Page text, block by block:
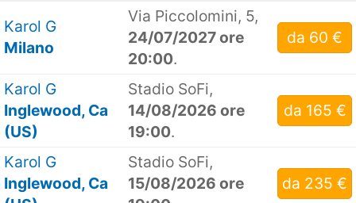
Karol G
Milano
Via Piccolomini, 5,
24/07/2027 ore
20:00.
da 60 €
Karol G
Inglewood, Ca
(US)
Stadio SoFi,
14/08/2026 ore
19:00.
da 165 €
Karol G
Inglewood, Ca
Stadio SoFi,
15/08/2026 ore
da 235 €